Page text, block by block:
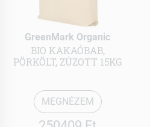
GreenMark Organic
BIO KAKAÓBAB,
PÖRKÖLT, ZÚZOTT 15KG
MEGNÉZEM